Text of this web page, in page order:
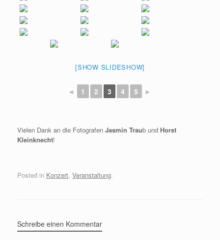
[SHOW SLIDESHOW]
◄ 1 2 3 4 5 ►
Vielen Dank an die Fotografen Jasmin Traub und Horst
Kleinknecht!
Posted in Konzert, Veranstaltung.
Schreibe einen Kommentar